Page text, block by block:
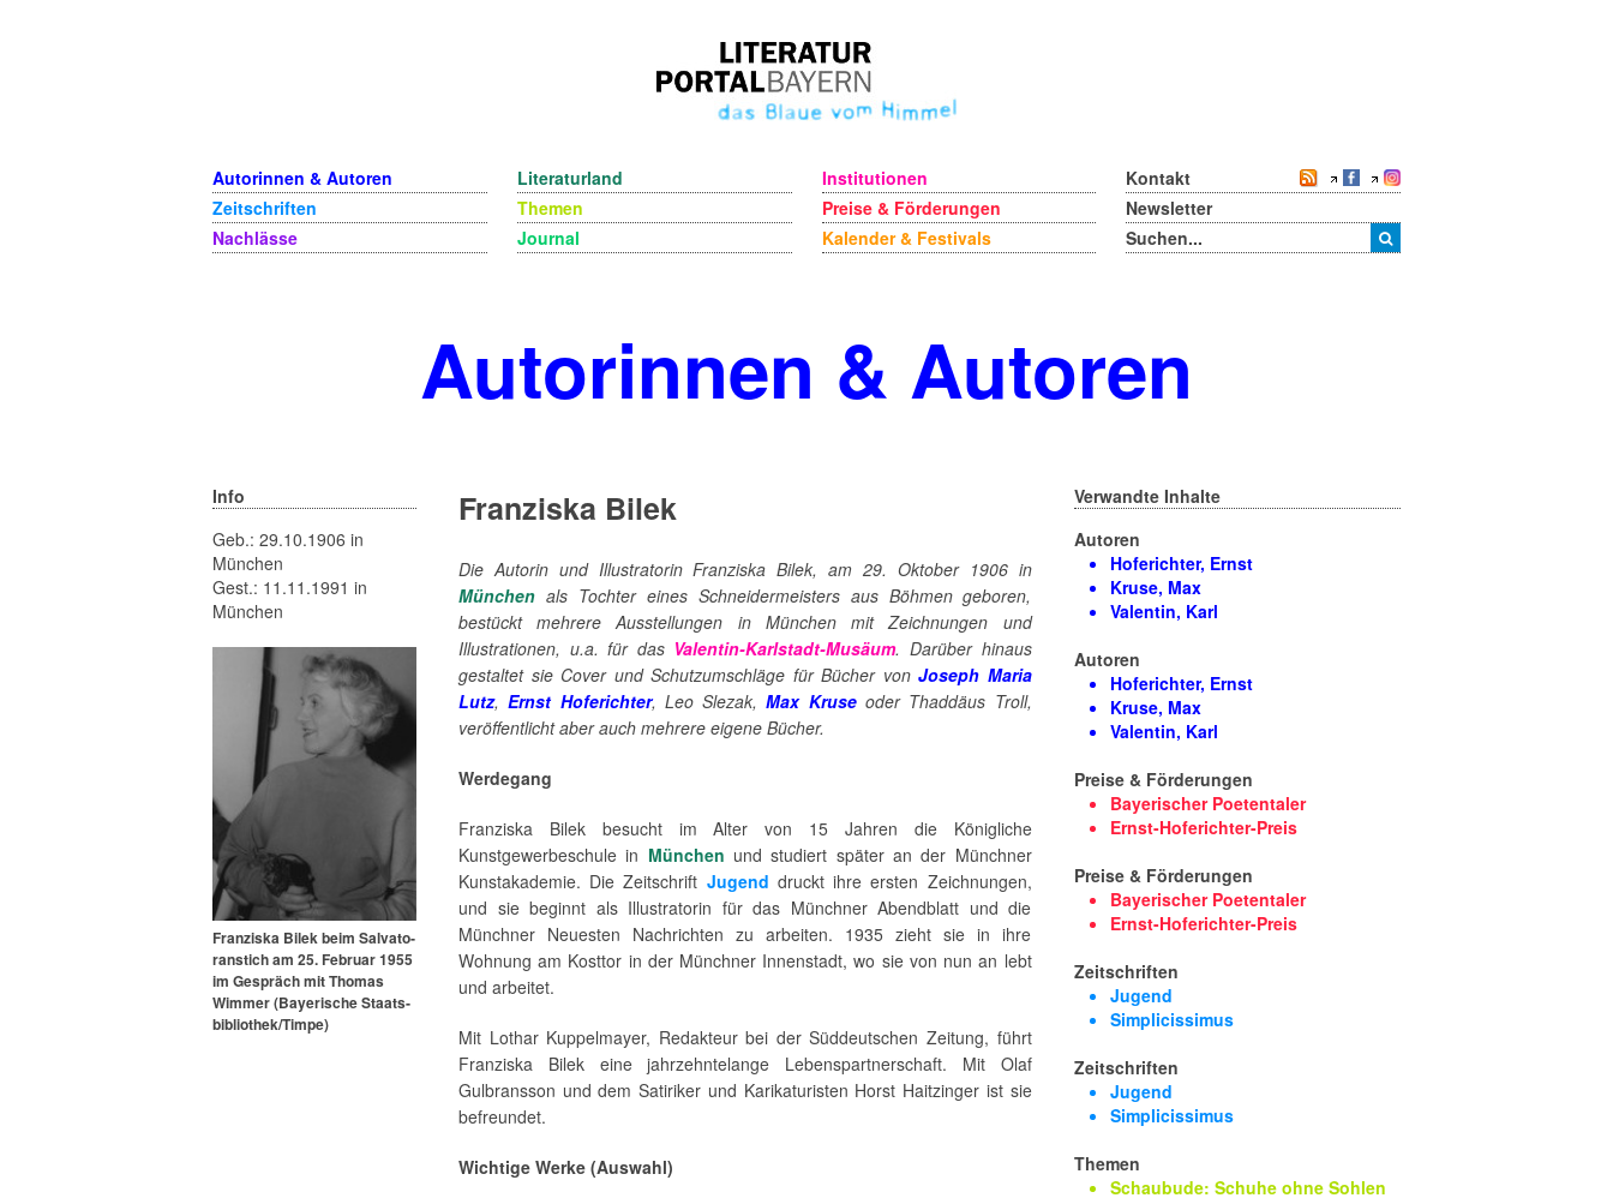
Autorinnen & Autoren
Zeitschriften
Nachlässe
Literaturland
Themen
Journal
Institutionen
Preise & Förderungen
Kalender & Festivals
Kontakt
Newsletter
Autorinnen & Autoren
Info
Geb.: 29.10.1906 in
München
Gest.: 11.11.1991 in
München
Franziska Bilek beim Sal­va­to­
r­an­stich am 25. Februar 1955
im Gespräch mit Thomas
Wimmer (Bayerische Staats­
bi­blio­thek/Timpe)
Franziska Bilek
Die Autorin und Illustratorin Franziska Bilek, am 29. Oktober 1906 in
München als Tochter eines Schneidermeisters aus Böhmen geboren,
bestückt mehrere Ausstellungen in München mit Zeichnungen und
Illustrationen, u.a. für das Valentin-Karlstadt-Musäum. Darüber hinaus
gestaltet sie Cover und Schutzumschläge für Bücher von Joseph Maria
Lutz,Ernst Hoferichter, Leo Slezak,Max Kruseoder Thaddäus Troll,
veröffentlicht aber auch mehrere eigene Bücher.
Werdegang
Franziska Bilek besucht im Alter von 15 Jahren die Königliche
Kunstgewerbeschule in München und studiert später an der Münchner
Kunstakademie. Die Zeitschrift Jugend druckt ihre ersten Zeichnungen,
und sie beginnt als Illustratorin für das Münchner Abendblatt und die
Münchner Neuesten Nachrichten zu arbeiten. 1935 zieht sie in ihre
Wohnung am Kosttor in der Münchner Innenstadt, wo sie von nun an lebt
und arbeitet.
Mit Lothar Kuppelmayer, Redakteur bei der Süddeutschen Zeitung, führt
Franziska Bilek eine jahrzehntelange Lebenspartnerschaft. Mit Olaf
Gulbransson und dem Satiriker und Karikaturisten Horst Haitzinger ist sie
befreundet.
Wichtige Werke (Auswahl)
Verwandte Inhalte
Autoren
Hoferichter, Ernst
Kruse, Max
Valentin, Karl
Autoren
Hoferichter, Ernst
Kruse, Max
Valentin, Karl
Preise & Förderungen
Bayerischer Poetentaler
Ernst-Hoferichter-Preis
Preise & Förderungen
Bayerischer Poetentaler
Ernst-Hoferichter-Preis
Zeitschriften
Jugend
Simplicissimus
Zeitschriften
Jugend
Simplicissimus
Themen
Schaubude: Schuhe ohne Sohlen